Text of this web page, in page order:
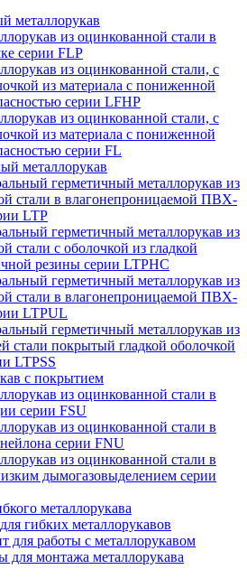
металлорукав
из оцинкованной стали в
серии FLP
из оцинкованной стали, с
из материала с пониженной
серии LFHP
из оцинкованной стали, с
из материала с пониженной
серии FL
металлорукав
герметичный металлорукав из
стали в влагонепроницаемой ПВХ-
LTP
герметичный металлорукав из
стали с оболочкой из гладкой
резины серии LTPHC
герметичный металлорукав из
стали в влагонепроницаемой ПВХ-
LTPUL
герметичный металлорукав из
стали покрытый гладкой оболочкой
LTPSS
с покрытием
из оцинкованной стали в
серии FSU
из оцинкованной стали в
серии FNU
из оцинкованной стали в
дымогазовыделением серии
металлорукава
гибких металлорукавов
для работы с металлорукавом
для монтажа металлорукава